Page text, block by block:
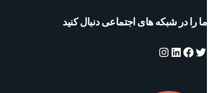
ما را در شبکه های اجتماعی دنبال کنید
توییترفیس‌بوک
لینکداین
اینستاگرم